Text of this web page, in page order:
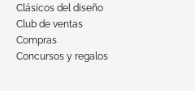
Clásicos del diseño
Club de ventas
Compras
Concursos y regalos